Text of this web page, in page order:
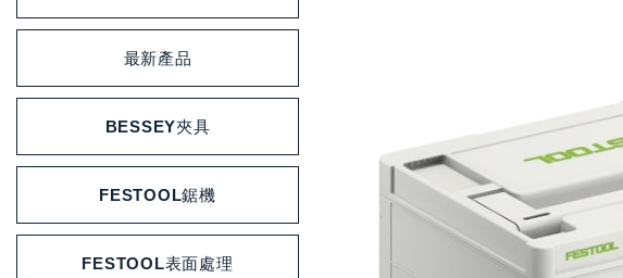
最新產品
BESSEY夾具
FESTOOL鋸機
FESTOOL表面處理